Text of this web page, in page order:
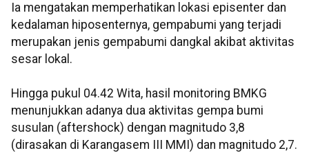
Ia mengatakan memperhatikan lokasi episenter dan
kedalaman hiposenternya, gempabumi yang terjadi
merupakan jenis gempabumi dangkal akibat aktivitas
sesar lokal.
Hingga pukul 04.42 Wita, hasil monitoring BMKG
menunjukkan adanya dua aktivitas gempa bumi
susulan (aftershock) dengan magnitudo 3,8
(dirasakan di Karangasem III MMI) dan magnitudo 2,7.